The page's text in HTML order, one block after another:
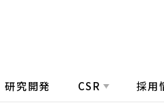
研究開発 CSR 採用